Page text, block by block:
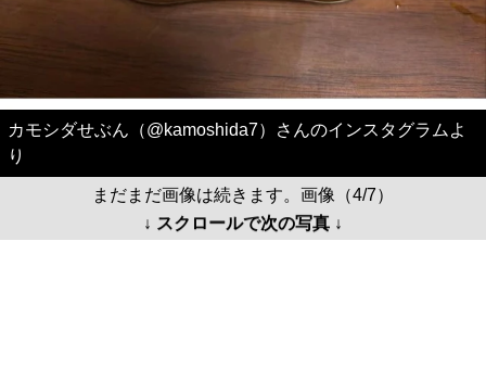
カモシダせぶん（@kamoshida7）さんのインスタグラムよ
り
まだまだ画像は続きます。画像（4/7）
↓ スクロールで次の写真 ↓